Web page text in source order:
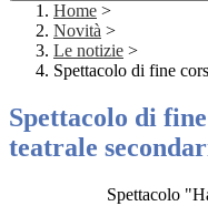
Home >
Novità >
Le notizie >
Spettacolo di fine
Spettacolo di
teatrale
Spettacolo